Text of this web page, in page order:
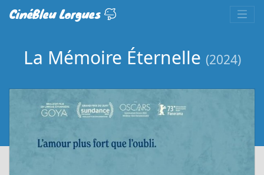
CinéBleu Lorgues
La Mémoire Éternelle (2024)